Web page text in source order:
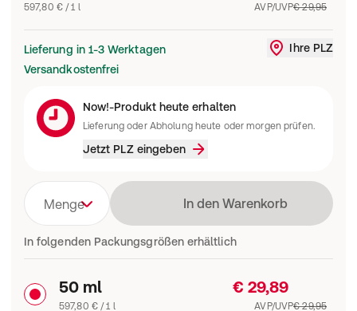
597,80 € / 1 l AVP/UVP€ 29,95
Lieferung in 1-3 Werktagen
Versandkostenfrei
Ihre PLZ
Now!-Produkt heute erhalten
Lieferung oder Abholung heute oder morgen prüfen.
Jetzt PLZ eingeben
Menge Lädt
In den Warenkorb
In folgenden Packungsgrößen erhältlich
50 ml
597,80 € / 1 l
€ 29,89
AVP/UVP€ 29,95